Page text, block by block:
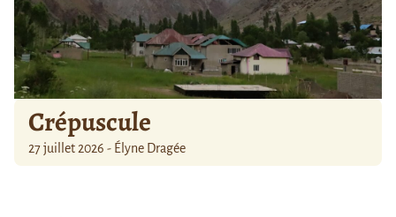
Crépuscule
27 juillet 2026 - Élyne Dragée